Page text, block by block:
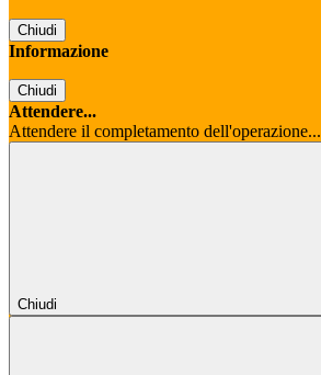
Chiudi
Informazione
Chiudi
Attendere...
Attendere il completamento dell'operazione...
Chiudi